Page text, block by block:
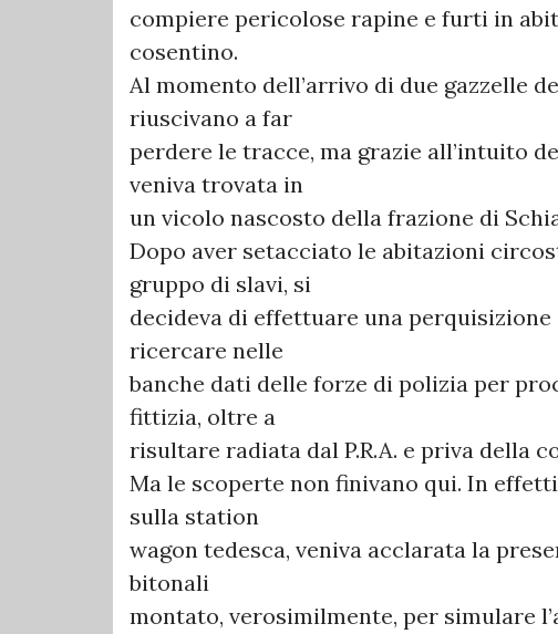
compiere pericolose rapine e furti in
cosentino.
Al momento dell’arrivo di due gazzelle
riuscivano a far
perdere le tracce, ma grazie all’intuito
veniva trovata in
un vicolo nascosto della frazione di
Dopo aver setacciato le abitazioni
gruppo di slavi, si
decideva di effettuare una
ricercare nelle
banche dati delle forze di polizia per
fittizia, oltre a
risultare radiata dal P.R.A. e priva della
Ma le scoperte non finivano qui. In
sulla station
wagon tedesca, veniva acclarata la
bitonali
montato, verosimilmente, per simulare